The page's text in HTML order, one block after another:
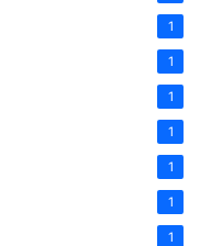
1
1
1
1
1
1
1